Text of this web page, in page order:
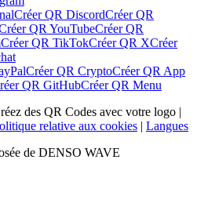
Créer QR DiscordCréer QR
QR YouTubeCréer QR
Créer QR TikTokCréer QR XCréer
Créer QR CryptoCréer QR App
QR GitHubCréer QR Menu
des QR Codes avec votre logo |
relative aux cookies | Langues
de DENSO WAVE